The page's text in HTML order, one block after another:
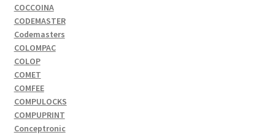
COCCOINA
CODEMASTER
Codemasters
COLOMPAC
COLOP
COMET
COMFEE
COMPULOCKS
COMPUPRINT
Conceptronic